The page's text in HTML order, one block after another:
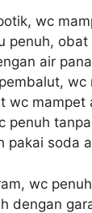
wc
penuh,
air
wc
wc mampet
penuh
pakai soda
wc
dengan